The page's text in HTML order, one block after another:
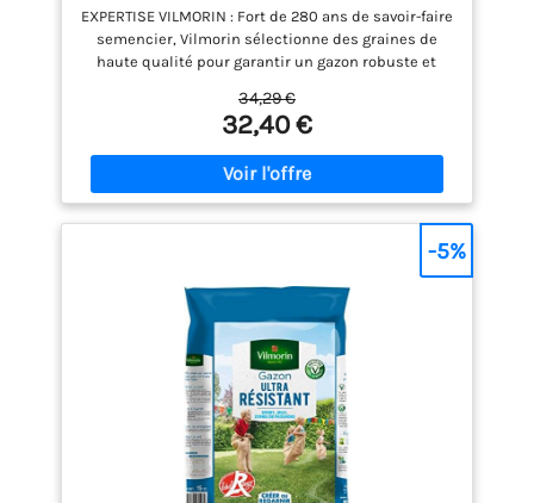
2: Couleur: Vert
EXPERTISE VILMORIN : Fort de 280 ans de savoir-faire
semencier, Vilmorin sélectionne des graines de
haute qualité pour garantir un gazon robuste et
Spécialement formulé pour les familles actives et
les amateurs de plein air, ce gazon robuste
supporte sans s’altérer les jeux, le sport et les
passages intensifs, même dans les zones les plus
sollicitées. CERTIFIÉ LABEL ROUGE : Bénéficiez d'un
mélange de qualité professionnelle à croissance
lente, vous permettant de réduire la fréquence de
vos tontes (jusqu'à 1 tonte sur 3 en moins) tout en
limitant les déchets de coupe. RÉSISTANCE AU
CLIMAT ET AUX MALADIES : Une pelouse durable
dotée d'une excellente tolérance face aux maladies
et à la sécheresse, conçue pour conserver sa
qualité aussi bien après les fortes chaleurs de l'été
qu'après les rigueurs de l'hiver. QUALITÉ
PROFESSIONNELLE : 100% semences pures, sans
engrais ajouté, pour vous offrir un maximum de
surface semée.
34,29 €
32,40 €
-5%